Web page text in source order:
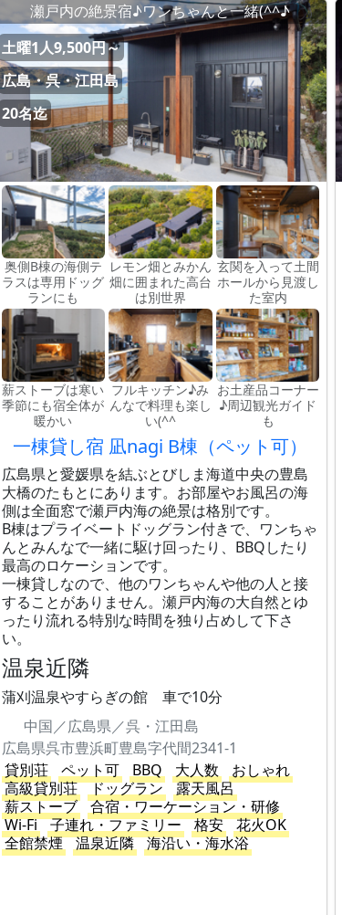
瀬戸内の絶景宿♪ワンちゃんと一緒(^^♪
土曜1人9,500円～
広島・呉・江田島
20名迄
奥側B棟の海側テ
ラスは専用ドッグ
ランにも
レモン畑とみかん
畑に囲まれた高台
は別世界
玄関を入って土間
ホールから見渡し
た室内
薪ストーブは寒い
季節にも宿全体が
暖かい
フルキッチン♪み
んなで料理も楽し
い(^^
お土産品コーナー
♪周辺観光ガイド
も
一棟貸し宿 凪nagi B棟（ペット可）
広島県と愛媛県を結ぶとびしま海道中央の豊島
大橋のたもとにあります。お部屋やお風呂の海
側は全面窓で瀬戸内海の絶景は格別です。
B棟はプライベートドッグラン付きで、ワンちゃ
んとみんなで一緒に駆け回ったり、BBQしたり
最高のロケーションです。
一棟貸しなので、他のワンちゃんや他の人と接
することがありません。瀬戸内海の大自然とゆ
ったり流れる特別な時間を独り占めして下さ
い。
温泉近隣
蒲刈温泉やすらぎの館 車で10分
中国／広島県／呉・江田島
広島県呉市豊浜町豊島字代間2341-1
貸別荘
ペット可 BBQ 大人数
おしゃれ
高級貸別荘
ドッグラン
露天風呂
薪ストーブ
合宿・ワーケーション・研修
Wi-Fi
子連れ・ファミリー 格安
花火OK
全館禁煙
温泉近隣 海沿い・海水浴